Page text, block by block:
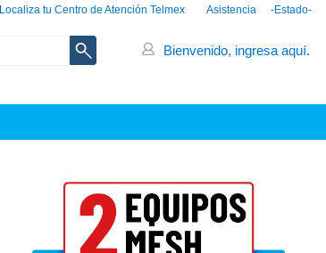
Asistencia
Localiza tu Centro de Atención Telmex
Bienvenido, ingresa aquí.